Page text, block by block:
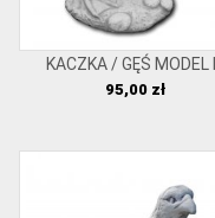
KACZKA / GĘŚ MODEL III
Cena
95,00 zł